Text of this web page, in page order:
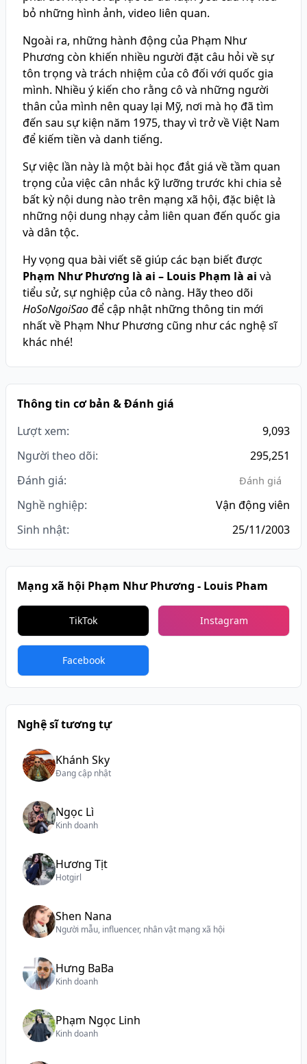
bỏ những hình ảnh, video liên quan.
Ngoài ra, những hành động của Phạm Như
Phương còn khiến nhiều người đặt câu hỏi về sự
tôn trọng và trách nhiệm của cô đối với quốc gia
mình. Nhiều ý kiến cho rằng cô và những người
thân của mình nên quay lại Mỹ, nơi mà họ đã tìm
đến sau sự kiện năm 1975, thay vì trở về Việt Nam
để kiếm tiền và danh tiếng.
Sự việc lần này là một bài học đắt giá về tầm quan
trọng của việc cân nhắc kỹ lưỡng trước khi chia sẻ
bất kỳ nội dung nào trên mạng xã hội, đặc biệt là
những nội dung nhạy cảm liên quan đến quốc gia
và dân tộc.
Hy vọng qua bài viết sẽ giúp các bạn biết được
Phạm Như Phương là ai – Louis Phạm là ai và
tiểu sử, sự nghiệp của cô nàng. Hãy theo dõi
HoSoNgoiSaođể cập nhật những thông tin mới
nhất về Phạm Như Phương cũng như các nghệ sĩ
khác nhé!
Thông tin cơ bản & Đánh giá
Lượt xem:
9,093
Người theo dõi:
295,251
Đánh giá:
Đánh giá
Nghề nghiệp:
Vận động viên
Sinh nhật:
25/11/2003
Mạng xã hội Phạm Như Phương - Louis Pham
TikTok Instagram
Facebook
Nghệ sĩ tương tự
Khánh Sky
Đang cập nhật
Ngọc Lì
Kinh doanh
Hương Tịt
Hotgirl
Shen Nana
Người mẫu, influencer, nhân vật mạng xã hội
Hưng BaBa
Kinh doanh
Phạm Ngọc Linh
Kinh doanh